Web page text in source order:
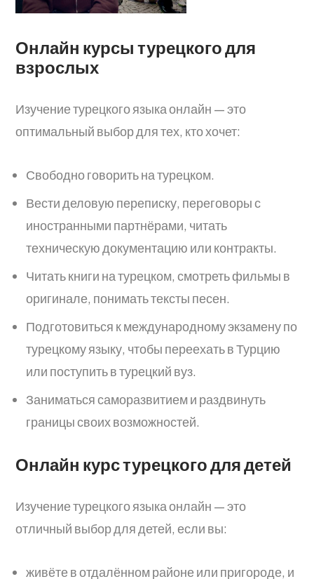
Онлайн курсы турецкого для
взрослых
Изучение турецкого языка онлайн — это
оптимальный выбор для тех, кто хочет:
Свободно говорить на турецком.
Вести деловую переписку, переговоры с
иностранными партнёрами, читать
техническую документацию или контракты.
Читать книги на турецком, смотреть фильмы в
оригинале, понимать тексты песен.
Подготовиться к международному экзамену по
турецкому языку, чтобы переехать в Турцию
или поступить в турецкий вуз.
Заниматься саморазвитием и раздвинуть
границы своих возможностей.
Онлайн курс турецкого для детей
Изучение турецкого языка онлайн — это
отличный выбор для детей, если вы:
живёте в отдалённом районе или пригороде, и